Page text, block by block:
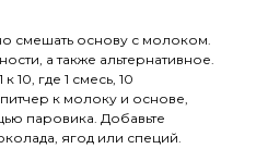
смешать основу с молоком.
а также альтернативное.
где 1 смесь, 10
к молоку и основе,
паровика. Добавьте
ягод или специй.